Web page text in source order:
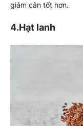
giảm cân tốt hơn.
4.Hạt lanh